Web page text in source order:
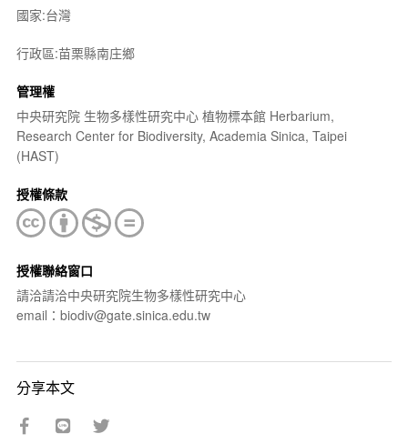
國家:台灣
行政區:苗栗縣南庄鄉
管理權
中央研究院 生物多樣性研究中心 植物標本館 Herbarium,
Research Center for Biodiversity, Academia Sinica, Taipei
(HAST)
授權條款
授權聯絡窗口
請洽請洽中央研究院生物多樣性研究中心
email：biodiv@gate.sinica.edu.tw
分享本文